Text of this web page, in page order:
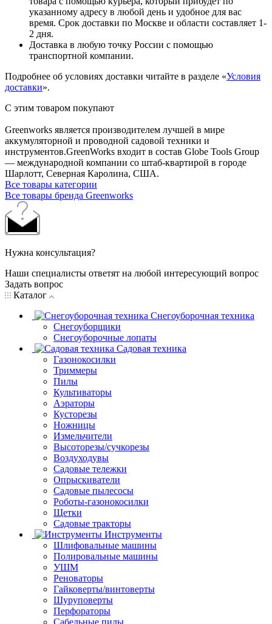
указанному адресу в любой день и удобное для вас
время. Срок доставки по Москве и области составляет 1-
2 дня.
Доставка в любую точку России с помощью
транспортной компании.
Подробнее об условиях доставки читайте в разделе «Условия
доставки».
С этим товаром покупают
Greenworks является производителем лучшей в мире
аккумуляторной и проводной садовой техники и
инструментов.GreenWorks входит в состав Globe Tools Group
— международной компании со штаб-квартирой в городе
Шарлотт, Северная Каролина, США.
Все товары категории
Все товары бренда Greenworks
Нужна консультация?
Наши специалисты ответят на любой интересующий вопрос
Задать вопрос
Каталог
Снегоуборочная техника
Снегоуборщики
Снегоуборочные лопаты
Садовая техника
Газонокосилки
Триммеры
Пилы
Культиваторы
Аэраторы
Кусторезы
Ножницы
Измельчители
Высоторезы/сучкорезы
Воздуходувы
Садовые тележки
Опрыскиватели
Садовые пылесосы
Роботы-газонокосилки
Щетки
Садовые тракторы
Инструменты
Шлифовальные машины
Полировальные машины
УШМ
Реноваторы
Гайковерты/винтоверты
Шуруповерты
Перфораторы
Сабельные пилы